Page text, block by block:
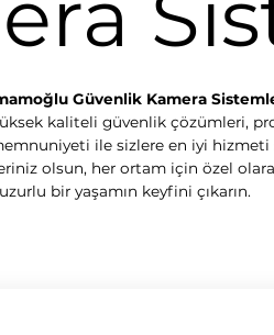
Güvenlik Kamera
kaliteli güvenlik çözümleri,
ile sizlere en iyi hizmeti
olsun, her ortam için özel
bir yaşamın keyfini çıkarın.